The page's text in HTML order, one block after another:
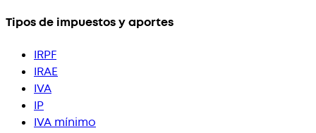
Tipos de impuestos y aportes
IRPF
IRAE
IVA
IP
IVA mínimo